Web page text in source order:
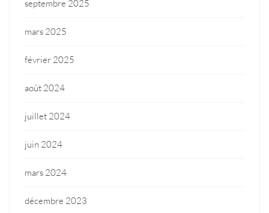
septembre 2025
mars 2025
février 2025
août 2024
juillet 2024
juin 2024
mars 2024
décembre 2023